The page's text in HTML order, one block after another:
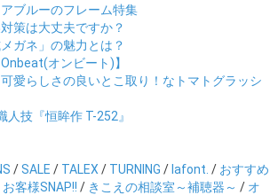
アブルーのフレーム特集
策は大丈夫ですか？
ガネ」の魅力とは？
オンビート)】
可愛らしさの良いとこ取り！なトマトグラッシ
人技『恒眸作 T-252』
/SALE / TALEX / TURNING /lafont. / おすすめ
お客様SNAP!! / きこえの相談室～補聴器～ / オ